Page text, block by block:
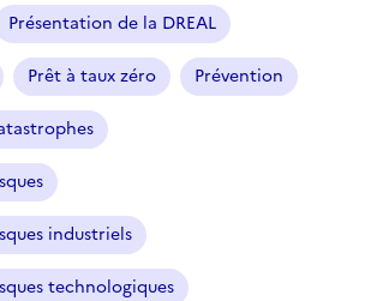
Présentation de la DREAL
Prêt à taux zéro Prévention
industriels
technologiques